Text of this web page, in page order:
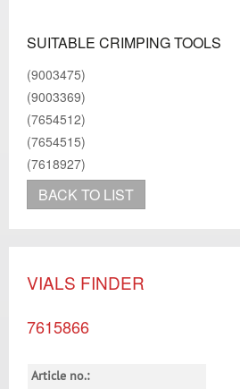
SUITABLE CRIMPING TOOLS
(9003475)
(9003369)
(7654512)
(7654515)
(7618927)
BACK TO LIST
VIALS FINDER
7615866
Article no.: